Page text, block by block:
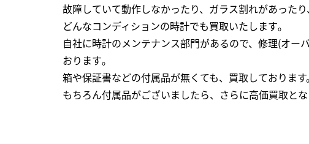
故障していて動作しなかったり、ガラス割れがあったり
どんなコンディションの時計でも買取いたします｡
自社に時計のメンテナンス部門があるので、修理(オ
おります｡
箱や保証書などの付属品が無くても、買取しております。
もちろん付属品がございましたら、さらに高価買取と